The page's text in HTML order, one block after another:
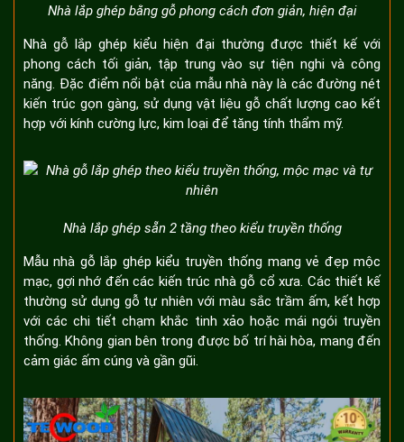
Nhà lắp ghép bằng gỗ phong cách đơn giản, hiện đại
Nhà gỗ lắp ghép kiểu hiện đại thường được thiết kế với
phong cách tối giản, tập trung vào sự tiện nghi và công
năng. Đặc điểm nổi bật của mẫu nhà này là các đường nét
kiến trúc gọn gàng, sử dụng vật liệu gỗ chất lượng cao kết
hợp với kính cường lực, kim loại để tăng tính thẩm mỹ.
Nhà lắp ghép sẵn 2 tầng theo kiểu truyền thống
Mẫu nhà gỗ lắp ghép kiểu truyền thống mang vẻ đẹp mộc
mạc, gợi nhớ đến các kiến trúc nhà gỗ cổ xưa. Các thiết kế
thường sử dụng gỗ tự nhiên với màu sắc trầm ấm, kết hợp
với các chi tiết chạm khắc tinh xảo hoặc mái ngói truyền
thống. Không gian bên trong được bố trí hài hòa, mang đến
cảm giác ấm cúng và gần gũi.